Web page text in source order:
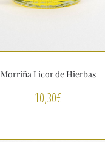
Morriña Licor de Hierbas
10,30€